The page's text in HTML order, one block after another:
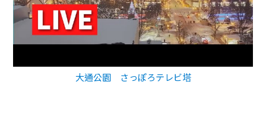
大通公園 さっぽろテレビ塔